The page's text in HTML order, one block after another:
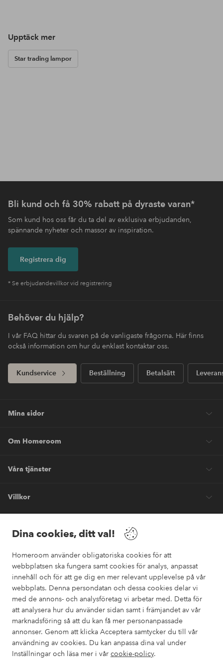
Dina cookies, ditt val!
Homeroom använder obligatoriska cookies för att
webbplatsen ska fungera samt cookies för analys, anpassat
innehåll och för att ge dig en mer relevant upplevelse på vår
webbplats. Denna persondatan och dessa cookies delar vi
med de annons- och analysföretag vi arbetar med. Detta för
att analysera hur du använder sidan samt i främjandet av vår
marknadsföring så att du kan få mer personanpassade
annonser. Genom att klicka Acceptera samtycker du till vår
användning av cookies. Du kan anpassa dina val under
Inställningar och läsa mer i vår cookie-policy.
Upptäck mer
Star trading lampor
Bli kund och få 30% rabatt på dyraste varan*
Som kund hos oss får du ta del av exklusiva erbjudanden,
spännande nyheter och massor av inspiration.
Registrera dig
* Se erbjudandevillkor vid registrering
Behöver du hjälp?
I vår FAQ hittar du svaren på de vanligaste frågorna. Här finns
också information om hur du enklast kontaktar oss.
Kundservice Beställning Betalsätt
Mina sidor
Om Homeroom
Våra tjänster
Villkor
Säkra betalningar
Vill du veta mer om våra betalalternativ ?
elpy